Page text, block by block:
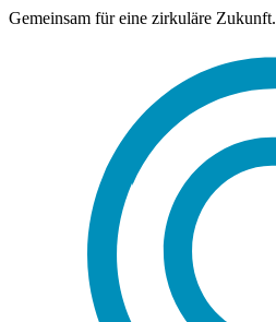
Gemeinsam für eine zirkuläre Zukunft.